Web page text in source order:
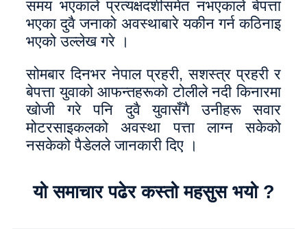
समय भएकाले प्रत्यक्षदर्शीसमेत नभएकाले बेपत्ता
भएका दुवै जनाको अवस्थाबारे यकीन गर्न कठिनाइ
भएको उल्लेख गरे ।
सोमबार दिनभर नेपाल प्रहरी, सशस्त्र प्रहरी र
बेपत्ता युवाको आफन्तहरूको टोलीले नदी किनारमा
खोजी गरे पनि दुवै युवासँगै उनीहरू सवार
मोटरसाइकलको अवस्था पत्ता लाग्न सकेको
नसकेको पैडेलले जानकारी दिए ।
यो समाचार पढेर कस्तो महसुस भयो ?